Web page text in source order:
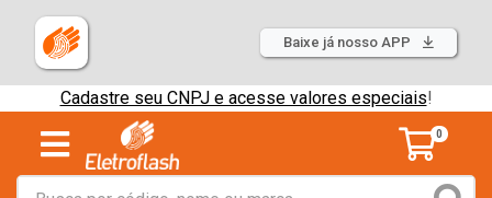
Baixe já nosso APP
Cadastre seu CNPJ e acesse valores especiais!
0